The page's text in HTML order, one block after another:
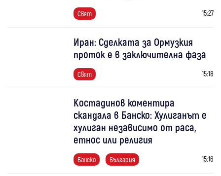
Свят 15:27
Иран: Сделката за Ормузкия
проток е в заключителна фаза
Свят 15:18
Костадинов коментира
скандала в Банско: Хулиганът е
хулиган независимо от раса,
етнос или религия
Банско България 15:16